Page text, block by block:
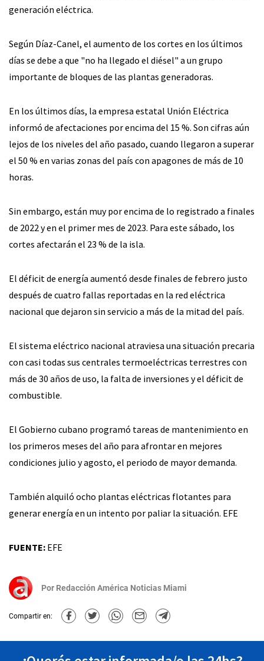
generación eléctrica.
Según Díaz-Canel, el aumento de los cortes en los últimos
días se debe a que "no ha llegado el diésel" a un grupo
importante de bloques de las plantas generadoras.
En los últimos días, la empresa estatal Unión Eléctrica
informó de afectaciones por encima del 15 %. Son cifras aún
lejos de los niveles del año pasado, cuando llegaron a superar
el 50 % en varias zonas del país con apagones de más de 10
horas.
Sin embargo, están muy por encima de lo registrado a finales
de 2022 y en el primer mes de 2023. Para este sábado, los
cortes afectarán el 23 % de la isla.
El déficit de energía aumentó desde finales de febrero justo
después de cuatro fallas reportadas en la red eléctrica
nacional que dejaron sin servicio a más de la mitad del país.
El sistema eléctrico nacional atraviesa una situación precaria
con casi todas sus centrales termoeléctricas terrestres con
más de 30 años de uso, la falta de inversiones y el déficit de
combustible.
El Gobierno cubano programó tareas de mantenimiento en
los primeros meses del año para afrontar en mejores
condiciones julio y agosto, el periodo de mayor demanda.
También alquiló ocho plantas eléctricas flotantes para
generar energía en un intento por paliar la situación. EFE
FUENTE: EFE
Por Redacción América Noticias Miami
Compartir en: